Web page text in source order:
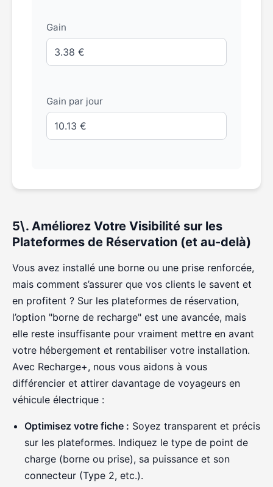
Gain
Gain par jour
5\. Améliorez Votre Visibilité sur les
Plateformes de Réservation (et au-delà)
Vous avez installé une borne ou une prise renforcée,
mais comment s’assurer que vos clients le savent et
en profitent ? Sur les plateformes de réservation,
l’option "borne de recharge" est une avancée, mais
elle reste insuffisante pour vraiment mettre en avant
votre hébergement et rentabiliser votre installation.
Avec Recharge+, nous vous aidons à vous
différencier et attirer davantage de voyageurs en
véhicule électrique :
Optimisez votre fiche : Soyez transparent et précis
sur les plateformes. Indiquez le type de point de
charge (borne ou prise), sa puissance et son
connecteur (Type 2, etc.).